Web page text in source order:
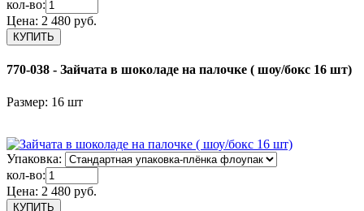
кол-во:
Цена: 2 480 руб.
770-038 - Зайчата в шоколаде на палочке ( шоу/бокс 16 шт)
Размер: 16 шт
Упаковка:
кол-во:
Цена: 2 480 руб.